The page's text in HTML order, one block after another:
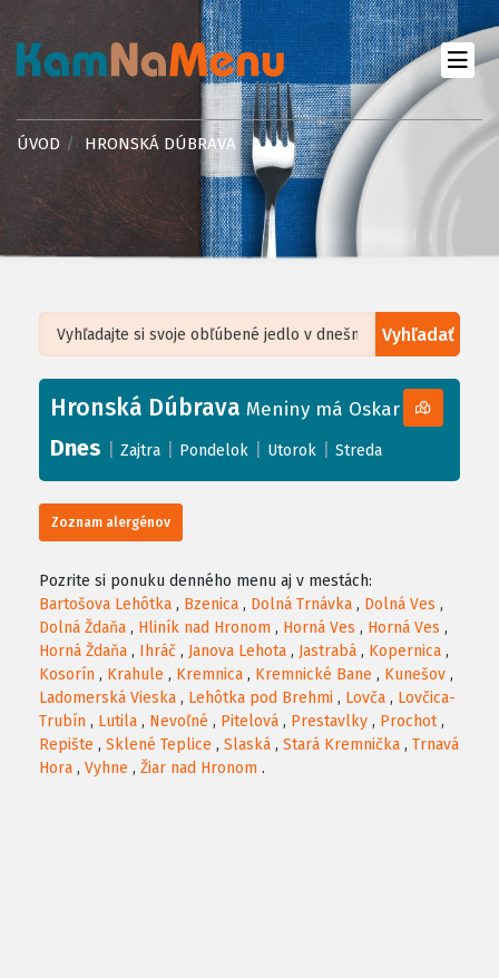
ÚVOD HRONSKÁ DÚBRAVA
Vyhľadať
+
−
Leaflet| ©OpenStreetMap, Tiles courtesy ofHumanitarian OpenStreetMap
Hronská Dúbrava Meniny má Oskar
Dnes Zajtra Pondelok Utorok Streda
Zoznam alergénov
Pozrite si ponuku denného menu aj v mestách:
Bartošova Lehôtka , Bzenica , Dolná Trnávka , Dolná Ves ,
Dolná Ždaňa , Hliník nad Hronom , Horná Ves , Horná Ves ,
Horná Ždaňa , Ihráč , Janova Lehota , Jastrabá , Kopernica ,
Kosorín , Krahule , Kremnica , Kremnické Bane , Kunešov ,
Ladomerská Vieska , Lehôtka pod Brehmi , Lovča , Lovčica-
Trubín , Lutila , Nevoľné , Pitelová , Prestavlky , Prochot,
Repište , Sklené Teplice , Slaská , Stará Kremnička , Trnavá
Hora , Vyhne , Žiar nad Hronom .